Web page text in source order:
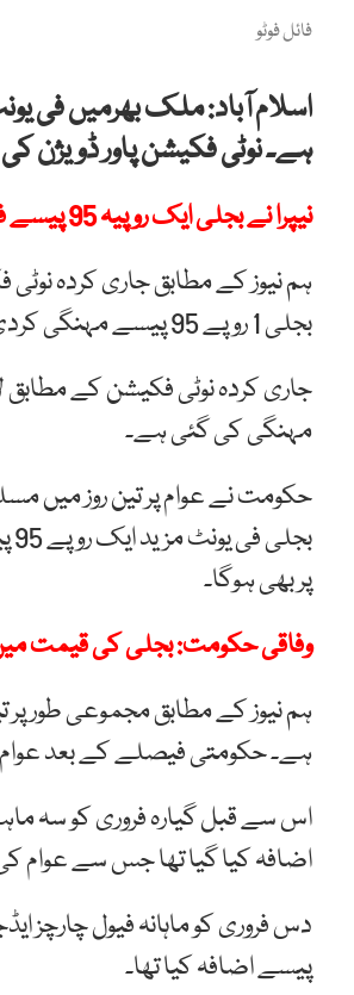
فائل فوٹو
ہے۔ نوٹی فکیشن پاور ڈویژن
نیپرا نے بجلی ایک روپیہ 95 پیسے فی یونٹ مہنگی کردی
ہم نیوز کے مطابق جاری کردہ
بجلی 1 روپے 95 پیسے مہنگی کردی گئی ہے۔
جاری کردہ نوٹی فکیشن کے مطابق
مہنگی کی گئی ہے۔
حکومت نے عوام پر تین روز میں
پر بھی ہوگا۔
وفاقی حکومت: بجلی کی قیمت
ہم نیوز کے مطابق مجموعی طور
ہے۔ حکومتی فیصلے کے بعد
اضافہ کیا گیا تھا جس سے عوام
دس فروری کو ماہانہ فیول
پیسے اضافہ کیا تھا۔